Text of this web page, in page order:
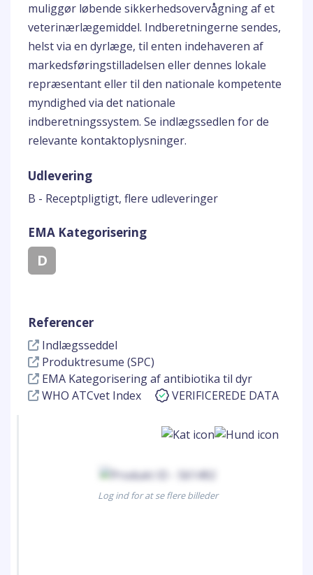
muliggør løbende sikkerhedsovervågning af et
veterinærlægemiddel. Indberetningerne sendes,
helst via en dyrlæge, til enten indehaveren af
markedsføringstilladelsen eller dennes lokale
repræsentant eller til den nationale kompetente
myndighed via det nationale
indberetningssystem. Se indlægssedlen for de
relevante kontaktoplysninger.
Udlevering
B - Receptpligtigt, flere udleveringer
EMA Kategorisering
D
Referencer
Indlægsseddel
Produktresume (SPC)
EMA Kategorisering af antibiotika til dyr
WHO ATCvet Index
VERIFICEREDE DATA
Log ind for at se flere billeder